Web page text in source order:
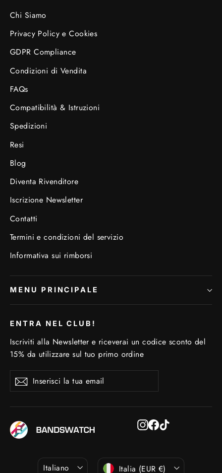
Chi Siamo
Privacy Policy e Cookies
GDPR Compliance
Condizioni di Vendita
FAQs
Compatibilità & Istruzioni
Spedizioni
Resi
Blog
Diventa Rivenditore
Iscrizione Newsletter
Contatti
Termini e condizioni del servizio
Informativa sui rimborsi
MENU PRINCIPALE
ENTRA NEL CLUB!
Iscriviti alla Newsletter e riceverai un codice sconto del
15% da utilizzare sul tuo primo ordine
Inserisci
email
IscrivitiIscriviti
Instagram
Facebook
TikTok
Lingua
Italiano ValutaItalia (EUR €)